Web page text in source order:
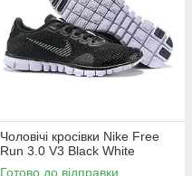
Чоловічі кросівки Nike Free
Run 3.0 V3 Black White
Готово до відправки